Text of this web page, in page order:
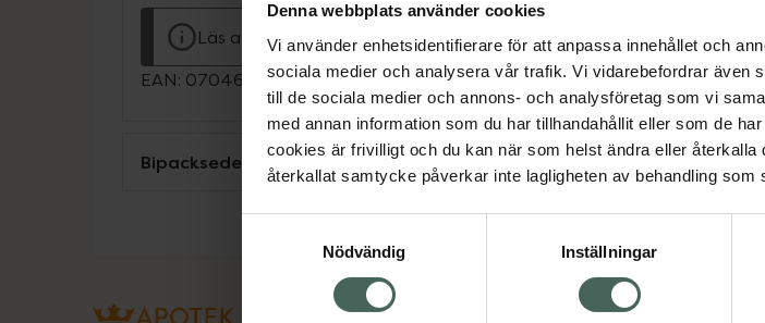
Denna webbplats använder cookies
Vi använder enhetsidentifierare för att anpassa innehållet och
sociala medier och analysera vår trafik. Vi vidarebefordrar även
till de sociala medier och annons- och analysföretag som vi
med annan information som du har tillhandahållit eller som de
cookies är frivilligt och du kan när som helst ändra eller
återkallat samtycke påverkar inte lagligheten av behandling som
Nödvändig
Inställningar
Läs alltid bipacksedeln innan användning.
EAN: 07046260575523
Bipacksedel från FASS Visa